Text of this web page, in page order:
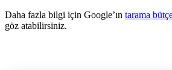
Daha fazla bilgi için Google’ın tarama
göz atabilirsiniz.